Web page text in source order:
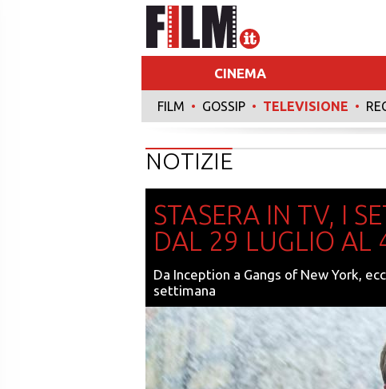
CINEMA
RECENSIONI
FILM • GOSSIP • TELEVISIONE •
NOTIZIE
STASERA IN TV, I
DAL 29 LUGLIO AL
Da Inception a Gangs of New York,
settimana